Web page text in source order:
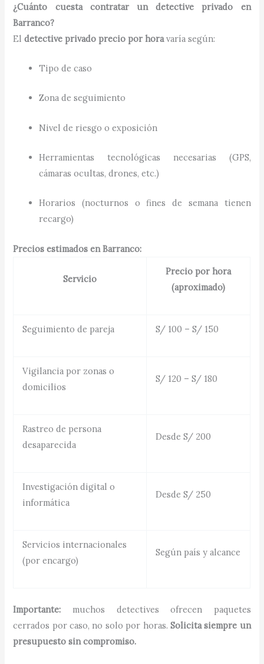
¿Cuánto cuesta contratar un detective privado en
Barranco?
Eldetective privado precio por hora varía según:
Tipo de caso
Zona de seguimiento
Nivel de riesgo o exposición
Herramientas tecnológicas necesarias (GPS,
cámaras ocultas, drones, etc.)
Horarios (nocturnos o fines de semana tienen
recargo)
Precios estimados en Barranco:
Servicio
Precio por hora
(aproximado)
Seguimiento de pareja S/ 100 – S/ 150
Vigilancia por zonas o
domicilios
S/ 120 – S/ 180
Rastreo de persona
desaparecida
Desde S/ 200
Investigación digital o
informática
Desde S/ 250
Servicios internacionales
(por encargo)
Según país y alcance
Importante: muchos detectives ofrecen paquetes
cerrados por caso, no solo por horas. Solicita siempre un
presupuesto sin compromiso.